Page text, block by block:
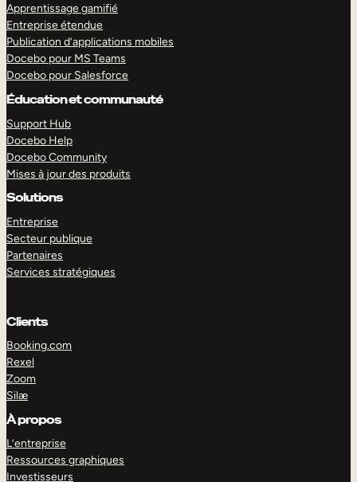
Apprentissage gamifié
Entreprise étendue
Publication d’applications mobiles
Docebo pour MS Teams
Docebo pour Salesforce
Éducation et communauté
Support Hub
Docebo Help
Docebo Community
Mises à jour des produits
Solutions
Entreprise
Secteur publique
Partenaires
Services stratégiques
Clients
Booking.com
Rexel
Zoom
Silæ
À propos
L’entreprise
Ressources graphiques
Investisseurs